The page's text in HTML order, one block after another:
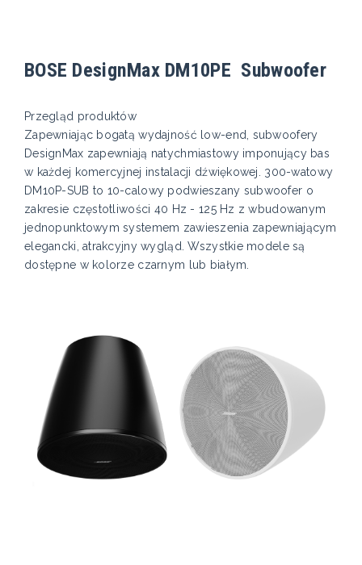
BOSE DesignMax DM10PE Subwoofer
Przegląd produktów
Zapewniając bogatą wydajność low-end, subwoofery
DesignMax zapewniają natychmiastowy imponujący bas
w każdej komercyjnej instalacji dźwiękowej. 300-watowy
DM10P-SUB to 10-calowy podwieszany subwoofer o
zakresie częstotliwości 40 Hz - 125 Hz z wbudowanym
jednopunktowym systemem zawieszenia zapewniającym
elegancki, atrakcyjny wygląd. Wszystkie modele są
dostępne w kolorze czarnym lub białym.